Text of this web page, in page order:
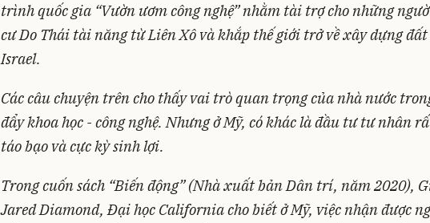
trình quốc gia “Vườn ươm công nghệ” nhằm tài trợ cho những
cư Do Thái tài năng từ Liên Xô và khắp thế giới trở về xây dựng
Israel.
Các câu chuyện trên cho thấy vai trò quan trọng của nhà nước
đẩy khoa học - công nghệ. Nhưng ở Mỹ, có khác là đầu tư tư nhân
táo bạo và cực kỳ sinh lợi.
Trong cuốn sách “Biến động” (Nhà xuất bản Dân trí, năm 2020),
Jared Diamond, Đại học California cho biết ở Mỹ, việc nhận được